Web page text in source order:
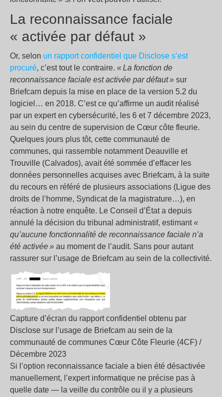
La reconnaissance faciale
« activée par défaut »
Or, selon un rapport confidentiel que Disclose s’est
procuré, c’est tout le contraire. « La fonction de
reconnaissance faciale est activée par défaut » sur
Briefcam depuis la mise en place de la version 5.2 du
logiciel… en 2018. C’est ce qu’affirme un audit réalisé
par un expert en cybersécurité, les 6 et 7 décembre 2023,
au sein du centre de supervision de Cœur côte fleurie.
Quelques jours plus tôt, cette communauté de
communes, qui rassemble notamment Deauville et
Trouville (Calvados), avait été sommée d’effacer les
données personnelles acquises avec Briefcam, à la suite
du recours en référé de plusieurs associations (Ligue des
droits de l’homme, Syndicat de la magistrature…), en
réaction à notre enquête. Le Conseil d’État a depuis
annulé la décision du tribunal administratif, estimant«
qu’aucune fonctionnalité de reconnaissance faciale n’a
été activée » au moment de l’audit. Sans pour autant
rassurer sur l’usage de Briefcam au sein de la collectivité.
Capture d’écran du rapport confidentiel obtenu par
Disclose sur l’usage de Briefcam au sein de la
communauté de communes Cœur Côte Fleurie (4CF) /
Décembre 2023
Si l’option reconnaissance faciale a bien été désactivée
manuellement, l’expert informatique ne précise pas à
quelle date — la veille du contrôle ou il y a plusieurs